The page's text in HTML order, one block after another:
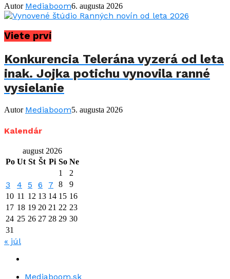
Autor Mediaboom6. augusta 2026
Viete prví
Konkurencia Telerána vyzerá od leta
inak. Jojka potichu vynovila ranné
vysielanie
Autor Mediaboom5. augusta 2026
Kalendár
august 2026
Po Ut St Št Pi So Ne
1
2
3 4 5 6 7 8
9
10 11 12 13 14 15 16
17 18 19 20 21 22 23
24 25 26 27 28 29 30
31
« júl
Mediaboom.sk